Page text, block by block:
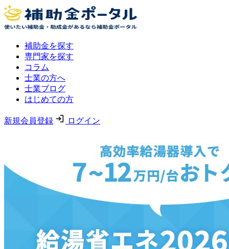
補助金を探す
専門家を探す
コラム
士業の方へ
士業ブログ
はじめての方
新規会員登録 ログイン